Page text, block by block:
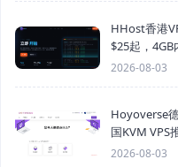
HHost香港
$25起，
2026-08-03
Hoyoverse
国KVM VPS
2026-08-03